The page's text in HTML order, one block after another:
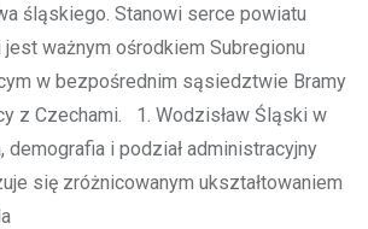
śląskiego. Stanowi serce powiatu
ważnym ośrodkiem Subregionu
w bezpośrednim sąsiedztwie Bramy
z Czechami. 1. Wodzisław Śląski w
demografia i podział administracyjny
się zróżnicowanym ukształtowaniem